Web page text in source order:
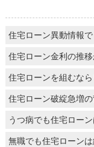
住宅ローン異動情報
住宅ローン金利の推
住宅ローンを組むな
住宅ローン破綻急増
うつ病でも住宅ロー
無職でも住宅ローン